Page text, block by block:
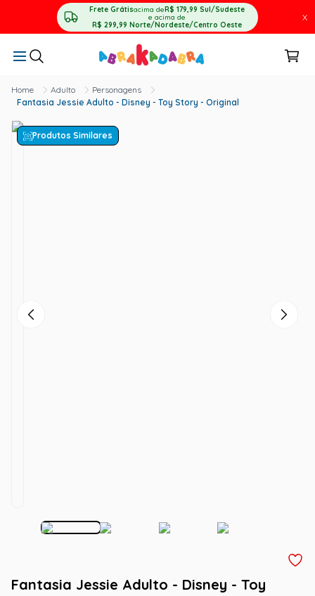
Frete Grátisacima deR$ 179,99 Sul/Sudeste
e acima de
R$ 299,99 Norte/Nordeste/Centro Oeste
X
Adulto
Personagens
Fantasia Jessie Adulto - Disney - Toy Story - Original
Produtos Similares
Fantasia Jessie Adulto - Disney - Toy